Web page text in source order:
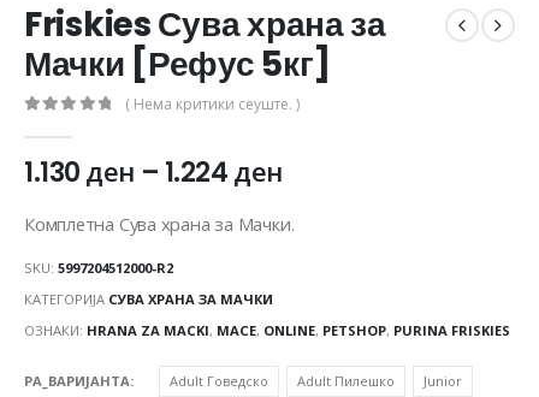
Friskies Сува храна за
Мачки [Рефус 5кг]
( Нема критики сеуште. )
1.130ден – 1.224ден
Комплетна Сува храна за Мачки.
SKU: 5997204512000-R2
КАТЕГОРИЈА СУВА ХРАНА ЗА МАЧКИ
ОЗНАКИ: HRANA ZA MACKI, MACE, ONLINE, PETSHOP, PURINA FRISKIES
PA_ВАРИЈАНТА Adult Говедско Adult Пилешко Junior